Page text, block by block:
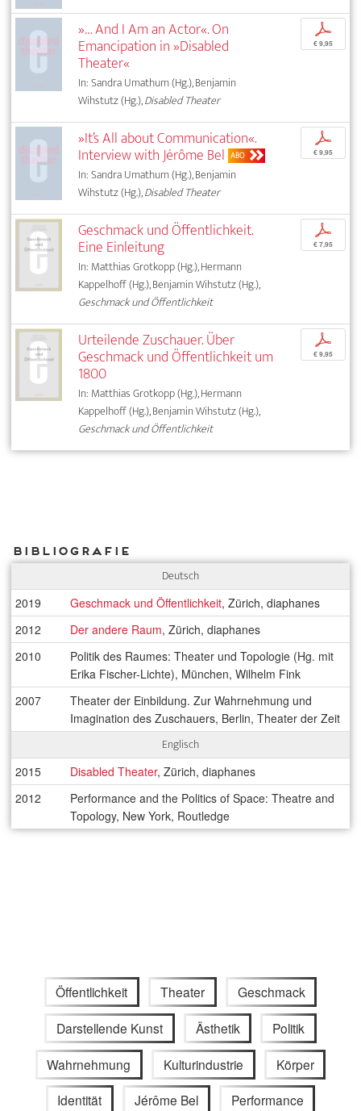
»… And I Am an Actor«. On
Emancipation in »Disabled
Theater«
In: Sandra Umathum (Hg.), Benjamin
Wihstutz (Hg.),Disabled Theater
p
€ 9,95
»It’s All about Communication«.
Interview with Jérôme Bel ABO
In: Sandra Umathum (Hg.), Benjamin
Wihstutz (Hg.),Disabled Theater
p
€ 9,95
Geschmack und Öffentlichkeit.
Eine Einleitung
In: Matthias Grotkopp (Hg.), Hermann
Kappelhoff (Hg.), Benjamin Wihstutz (Hg.),
Geschmack und Öffentlichkeit
p
€ 7,95
Urteilende Zuschauer. Über
Geschmack und Öffentlichkeit um
1800
In: Matthias Grotkopp (Hg.), Hermann
Kappelhoff (Hg.), Benjamin Wihstutz (Hg.),
Geschmack und Öffentlichkeit
p
€ 9,95
Bibliografie
Deutsch
2019 Geschmack und Öffentlichkeit, Zürich, diaphanes
2012
Der andere Raum, Zürich, diaphanes
2010
Politik des Raumes: Theater und Topologie (Hg. mit
Erika Fischer-Lichte), München, Wilhelm Fink
2007
Theater der Einbildung. Zur Wahrnehmung und
Imagination des Zuschauers, Berlin, Theater der Zeit
Englisch
2015 Disabled Theater, Zürich, diaphanes
2012
Performance and the Politics of Space: Theatre and
Topology, New York, Routledge
Öffentlichkeit Theater Geschmack
Darstellende Kunst Ästhetik Politik
Wahrnehmung Kulturindustrie Körper
Identität Jérôme Bel Performance